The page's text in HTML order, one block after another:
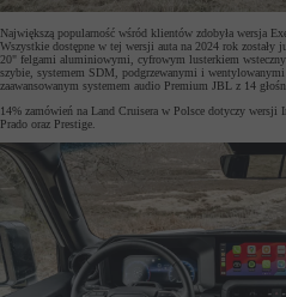
Największą popularność wśród klientów zdobyła wersja
Wszystkie dostępne w tej wersji auta na 2024 rok zostały
20" felgami aluminiowymi, cyfrowym lusterkiem
szybie, systemem SDM, podgrzewanymi i
zaawansowanym systemem audio Premium JBL z 14
14% zamówień na Land Cruisera w Polsce dotyczy
Prado oraz Prestige.